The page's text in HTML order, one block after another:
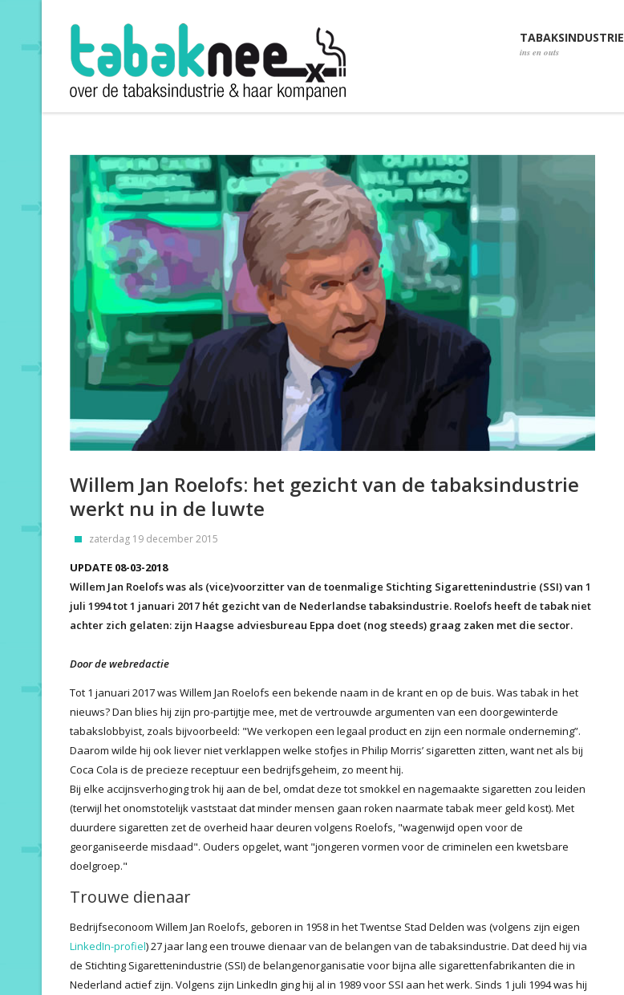
TABAKSINDUSTRIE
ins en outs
Willem Jan Roelofs: het gezicht van de tabaksindustrie
werkt nu in de luwte
zaterdag 19 december 2015
UPDATE 08-03-2018
Willem Jan Roelofs was als (vice)voorzitter van de toenmalige Stichting Sigarettenindustrie (SSI) van 1
juli 1994 tot 1 januari 2017 hét gezicht van de Nederlandse tabaksindustrie. Roelofs heeft de tabak niet
achter zich gelaten: zijn Haagse adviesbureau Eppa doet (nog steeds) graag zaken met die sector.
Door de webredactie
Tot 1 januari 2017 was Willem Jan Roelofs een bekende naam in de krant en op de buis. Was tabak in het
nieuws? Dan blies hij zijn pro-partijtje mee, met de vertrouwde argumenten van een doorgewinterde
tabakslobbyist, zoals bijvoorbeeld: "We verkopen een legaal product en zijn een normale onderneming”.
Daarom wilde hij ook liever niet verklappen welke stofjes in Philip Morris’ sigaretten zitten, want net als bij
Coca Cola is de precieze receptuur een bedrijfsgeheim, zo meent hij.
Bij elke accijnsverhoging trok hij aan de bel, omdat deze tot smokkel en nagemaakte sigaretten zou leiden
(terwijl het onomstotelijk vaststaat dat minder mensen gaan roken naarmate tabak meer geld kost). Met
duurdere sigaretten zet de overheid haar deuren volgens Roelofs, "wagenwijd open voor de
georganiseerde misdaad". Ouders opgelet, want "jongeren vormen voor de criminelen een kwetsbare
doelgroep."
Trouwe dienaar
Bedrijfseconoom Willem Jan Roelofs, geboren in 1958 in het Twentse Stad Delden was (volgens zijn eigen
LinkedIn-profiel) 27 jaar lang een trouwe dienaar van de belangen van de tabaksindustrie. Dat deed hij via
de Stichting Sigarettenindustrie (SSI) de belangenorganisatie voor bijna alle sigarettenfabrikanten die in
Nederland actief zijn. Volgens zijn LinkedIn ging hij al in 1989 voor SSI aan het werk. Sinds 1 juli 1994 was hij